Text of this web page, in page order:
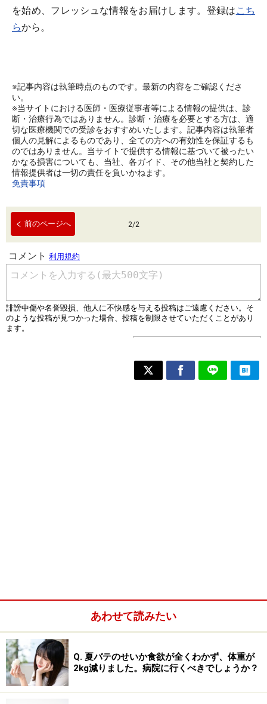
を始め、フレッシュな情報をお届けします。登録は こち
らから。
※記事内容は執筆時点のものです。最新の内容をご確認くださ
い。
※当サイトにおける医師・医療従事者等による情報の提供は、診
断・治療行為ではありません。診断・治療を必要とする方は、適
切な医療機関での受診をおすすめいたします。記事内容は執筆者
個人の見解によるものであり、全ての方への有効性を保証するも
のではありません。当サイトで提供する情報に基づいて被ったい
かなる損害についても、当社、各ガイド、その他当社と契約した
情報提供者は一切の責任を負いかねます。
免責事項
前のページへ 2/2
あわせて読みたい
Q. 夏バテのせいか食欲が全くわかず、体重が
2kg減りました。病院に行くべきでしょうか？